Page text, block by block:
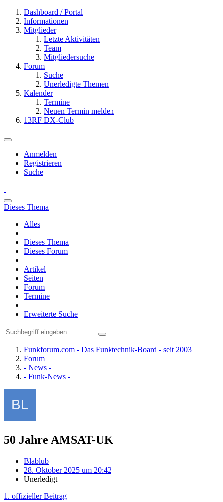
Dashboard / Portal
Informationen
Mitglieder
Letzte Aktivitäten
Team
Mitgliedersuche
Forum
Suche
Unerledigte Themen
Kalender
Termine
Neuen Termin melden
13RF DX-Club
Anmelden
Registrieren
Suche
Dieses Thema
Alles
Dieses Thema
Dieses Forum
Artikel
Seiten
Forum
Termine
Erweiterte Suche
Funkforum.com - Das Funktechnik-Board - seit 2003
Forum
- News -
- Funk-News -
50 Jahre AMSAT-UK
Blablub
28. Oktober 2025 um 20:42
Unerledigt
1. offizieller Beitrag